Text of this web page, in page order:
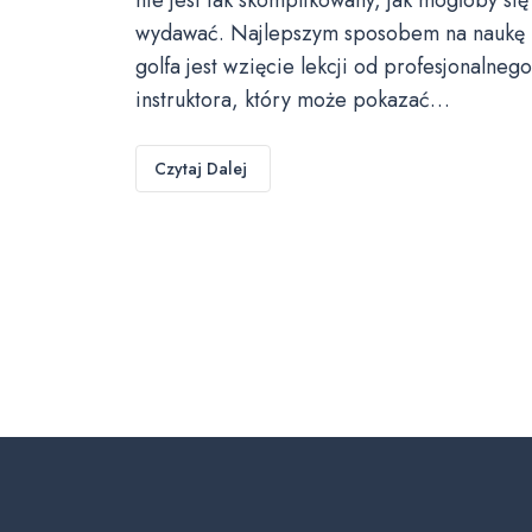
wydawać. Najlepszym sposobem na naukę
golfa jest wzięcie lekcji od profesjonalnego
instruktora, który może pokazać…
Czytaj Dalej